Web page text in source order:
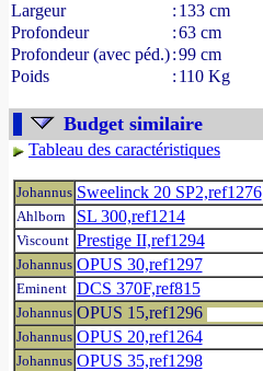
Largeur
: 133 cm
Profondeur
:63 cm
Profondeur (avec péd.):99 cm
Poids
: 110 Kg
Budget similaire
Tableau des caractéristiques
Johannus Sweelinck 20 SP2,ref1276
Ahlborn SL 300,ref1214
Viscount Prestige II,ref1294
Johannus OPUS 30,ref1297
Eminent DCS 370F,ref815
Johannus OPUS 15,ref1296
Johannus OPUS 20,ref1264
Johannus OPUS 35,ref1298